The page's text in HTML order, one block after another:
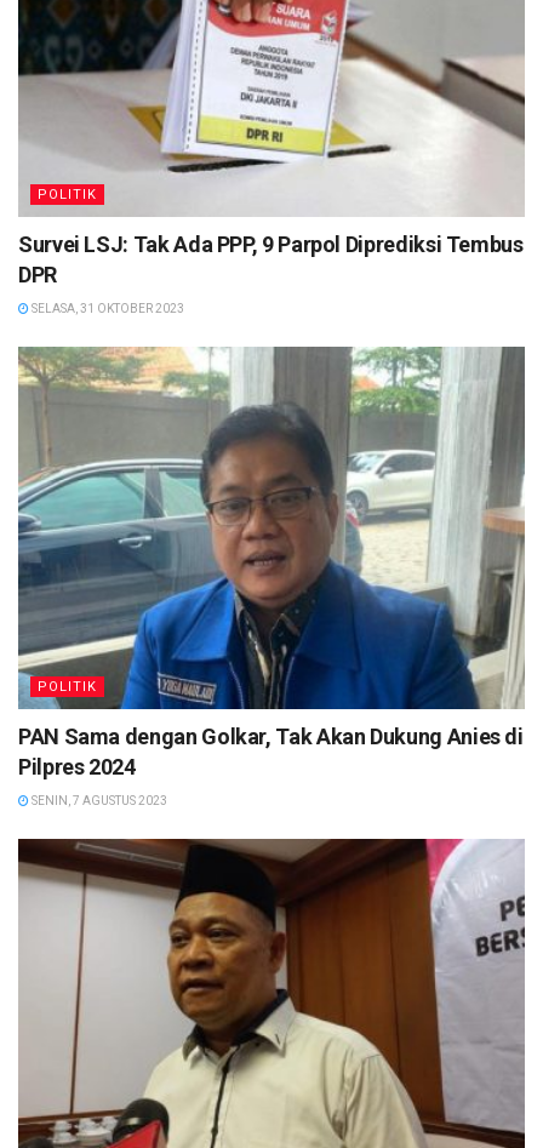
POLITIK
Survei LSJ: Tak Ada PPP, 9 Parpol Diprediksi Tembus
DPR
SELASA, 31 OKTOBER 2023
POLITIK
PAN Sama dengan Golkar, Tak Akan Dukung Anies di
Pilpres 2024
SENIN, 7 AGUSTUS 2023